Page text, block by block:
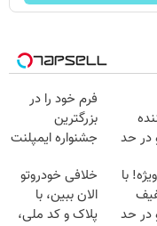
در حد
فرم خود را در
بزرگترین
جشنواره ایمپلنت
فقط ۲۵ میلیون
با
در حد
خلافی خودروتو
الان ببین، با
پلاک و کد ملی،